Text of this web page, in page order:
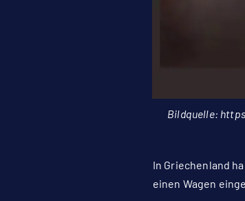
Bildquelle:
In Griechenland
einen Wagen